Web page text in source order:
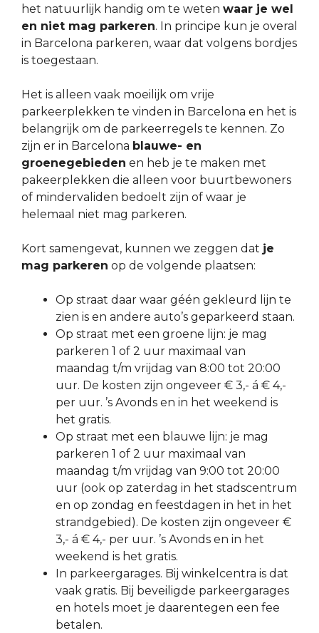
het natuurlijk handig om te weten waar je wel
en niet mag parkeren. In principe kun je overal
in Barcelona parkeren, waar dat volgens bordjes
is toegestaan.
Het is alleen vaak moeilijk om vrije
parkeerplekken te vinden in Barcelona en het is
belangrijk om de parkeerregels te kennen. Zo
zijn er in Barcelona blauwe- en
groenegebieden en heb je te maken met
pakeerplekken die alleen voor buurtbewoners
of mindervaliden bedoelt zijn of waar je
helemaal niet mag parkeren.
Kort samengevat, kunnen we zeggen dat je
mag parkeren op de volgende plaatsen:
Op straat daar waar géén gekleurd lijn te
zien is en andere auto’s geparkeerd staan.
Op straat met een groene lijn: je mag
parkeren 1 of 2 uur maximaal van
maandag t/m vrijdag van 8:00 tot 20:00
uur. De kosten zijn ongeveer € 3,- á € 4,-
per uur. ’s Avonds en in het weekend is
het gratis.
Op straat met een blauwe lijn: je mag
parkeren 1 of 2 uur maximaal van
maandag t/m vrijdag van 9:00 tot 20:00
uur (ook op zaterdag in het stadscentrum
en op zondag en feestdagen in het in het
strandgebied). De kosten zijn ongeveer €
3,- á € 4,- per uur. ’s Avonds en in het
weekend is het gratis.
In parkeergarages. Bij winkelcentra is dat
vaak gratis. Bij beveiligde parkeergarages
en hotels moet je daarentegen een fee
betalen.